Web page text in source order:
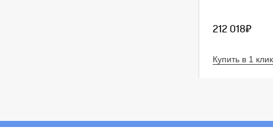
212 018₽
Купить в 1 клик